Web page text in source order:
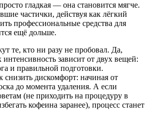
гладкая — она становится мягче.
частички, действуя как лёгкий
профессиональные средства для
ещё дольше.
те, кто ни разу не пробовал. Да,
зависит от двух вещей:
и правильной подготовки.
снизить дискомфорт: начиная от
до момента удаления. А если
(не приходить на процедуру в
кофеина заранее), процесс станет